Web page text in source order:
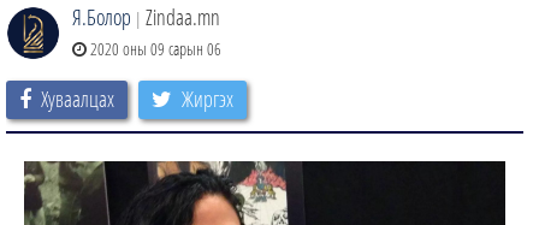
Я.Болор | Zindaa.mn
2020 оны 09 сарын 06
Хуваалцах Жиргэх